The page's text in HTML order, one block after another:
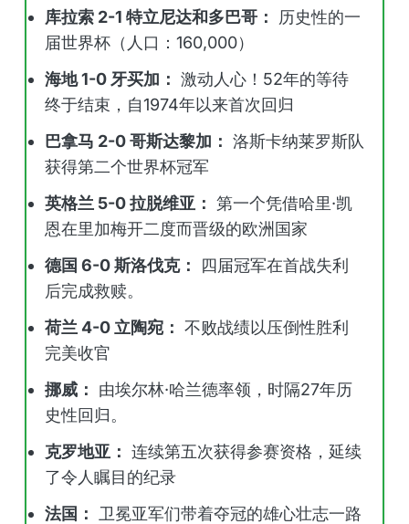
库拉索 2-1 特立尼达和多巴哥：
历史性的一
届世界杯（人口：160,000）
海地 1-0 牙买加： 激动人心！52年的等待
终于结束，自1974年以来首次回归
巴拿马 2-0 哥斯达黎加： 洛斯卡纳莱罗斯队
获得第二个世界杯冠军
英格兰 5-0 拉脱维亚： 第一个凭借哈里·凯
恩在里加梅开二度而晋级的欧洲国家
德国 6-0 斯洛伐克：
四届冠军在首战失利
后完成救赎。
荷兰 4-0 立陶宛： 不败战绩以压倒性胜利
完美收官
挪威：
由埃尔林·哈兰德率领，时隔27年历
史性回归。
克罗地亚： 连续第五次获得参赛资格，延续
了令人瞩目的纪录
法国：
卫冕亚军们带着夺冠的雄心壮志一路